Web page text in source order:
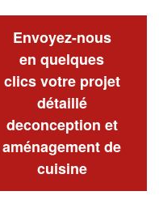
Envoyez-nous
en quelques
clics votre projet
détaillé
deconception et
aménagement de
cuisine